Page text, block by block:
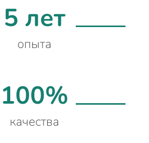
5 лет
опыта
100%
качества